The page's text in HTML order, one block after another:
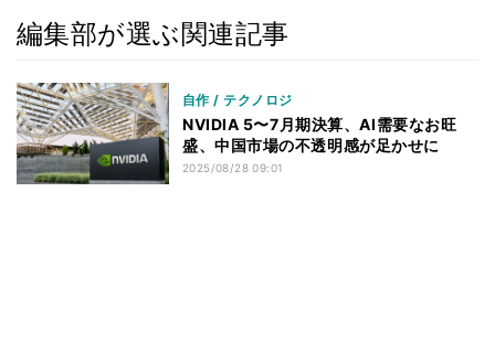
編集部が選ぶ関連記事
自作 / テクノロジ
NVIDIA 5〜7月期決算、AI需要なお旺
盛、中国市場の不透明感が足かせに
2025/08/28 09:01